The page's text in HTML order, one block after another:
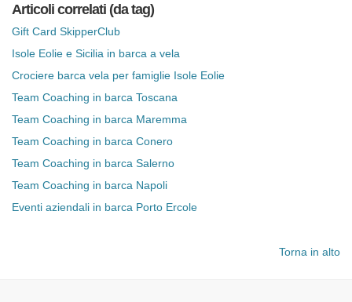
Articoli correlati (da tag)
Gift Card SkipperClub
Isole Eolie e Sicilia in barca a vela
Crociere barca vela per famiglie Isole Eolie
Team Coaching in barca Toscana
Team Coaching in barca Maremma
Team Coaching in barca Conero
Team Coaching in barca Salerno
Team Coaching in barca Napoli
Eventi aziendali in barca Porto Ercole
Torna in alto